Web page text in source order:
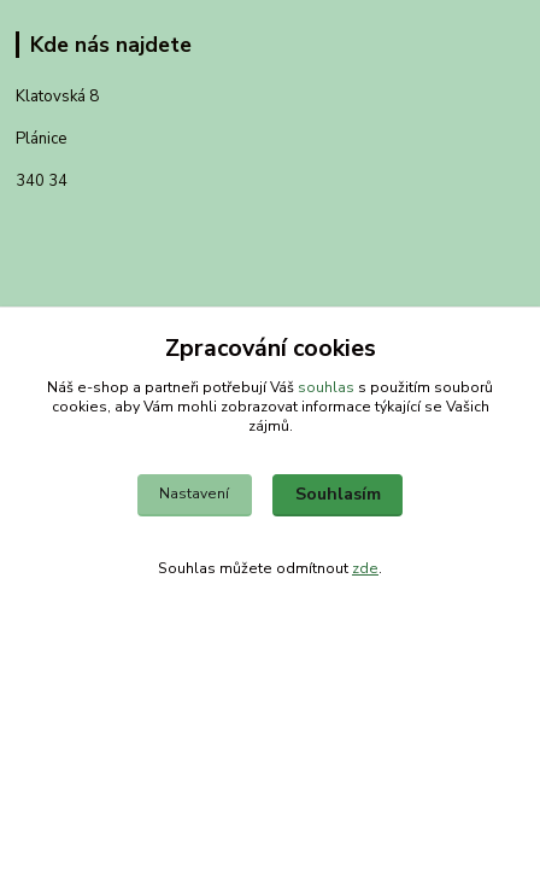
Kde nás najdete
Klatovská 8
Plánice
340 34
Zpracování cookies
Náš e-shop a partneři potřebují Váš souhlas s použitím souborů
cookies, aby Vám mohli zobrazovat informace týkající se Vašich
zájmů.
Nastavení Souhlasím
Souhlas můžete odmítnout zde.